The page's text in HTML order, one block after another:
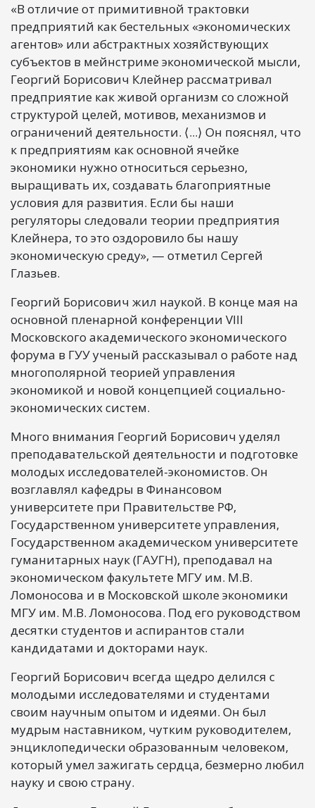
«В отличие от примитивной трактовки
предприятий как бестельных «экономических
агентов» или абстрактных хозяйствующих
субъектов в мейнстриме экономической мысли,
Георгий Борисович Клейнер рассматривал
предприятие как живой организм со сложной
структурой целей, мотивов, механизмов и
ограничений деятельности. ⟨...⟩ Он пояснял, что
к предприятиям как основной ячейке
экономики нужно относиться серьезно,
выращивать их, создавать благоприятные
условия для развития. Если бы наши
регуляторы следовали теории предприятия
Клейнера, то это оздоровило бы нашу
экономическую среду», — отметил Сергей
Глазьев.
Георгий Борисович жил наукой. В конце мая на
основной пленарной конференции VIII
Московского академического экономического
форума в ГУУ ученый рассказывал о работе над
многополярной теорией управления
экономикой и новой концепцией социально-
экономических систем.
Много внимания Георгий Борисович уделял
преподавательской деятельности и подготовке
молодых исследователей-экономистов. Он
возглавлял кафедры в Финансовом
университете при Правительстве РФ,
Государственном университете управления,
Государственном академическом университете
гуманитарных наук (ГАУГН), преподавал на
экономическом факультете МГУ им. М.В.
Ломоносова и в Московской школе экономики
МГУ им. М.В. Ломоносова. Под его руководством
десятки студентов и аспирантов стали
кандидатами и докторами наук.
Георгий Борисович всегда щедро делился с
молодыми исследователями и студентами
своим научным опытом и идеями. Он был
мудрым наставником, чутким руководителем,
энциклопедически образованным человеком,
который умел зажигать сердца, безмерно любил
науку и свою страну.